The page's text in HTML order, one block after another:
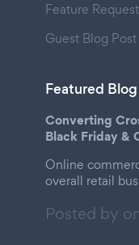
Feature
Guest Blog Post
Featured
Converting
Black Friday &
Online
overall retail
Posted by